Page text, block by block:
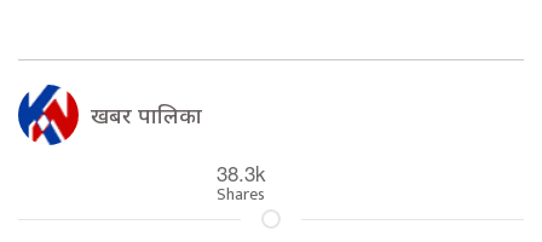
खबर पालिका
38.3k
Shares